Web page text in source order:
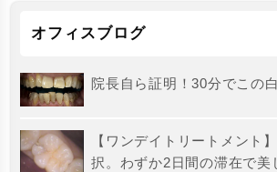
オフィスブログ
院長自ら証明！30分でこの
【ワンデイトリートメント
択。わずか2日間の滞在で美